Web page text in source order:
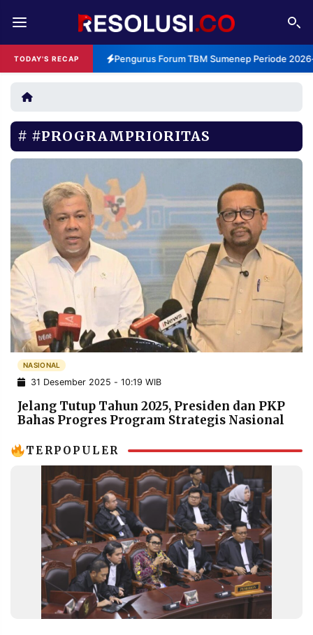
TODAY'S RECAP Pengurus Forum TBM Sumenep Periode
REDAKSI TENTANG
RESOLUSI IKLAN
RUBRIKASI
EDITORIAL AKSARA
FINANSIA PERSONA
DAERAH NASIONAL
MANCA SPORT
INFORMASI
PRIVACY
POLICY
BERITA
WARGA
INFORMASI
IKLAN
KIRIM
PENGADUAN TERM
OF
SERVICE
IKUTI
#PROGRAMPRIORITAS
NASIONAL
31 Desember 2025 - 10:19 WIB
Jelang Tutup Tahun 2025, Presiden dan PKP
Bahas Progres Program Strategis Nasional
TERPOPULER